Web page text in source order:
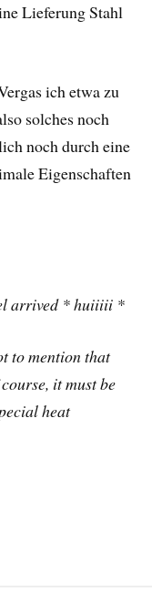
Lieferung Stahl
ich etwa zu
solches noch
noch durch eine
Eigenschaften
arrived * huiiiii *
to mention that
it must be
heat